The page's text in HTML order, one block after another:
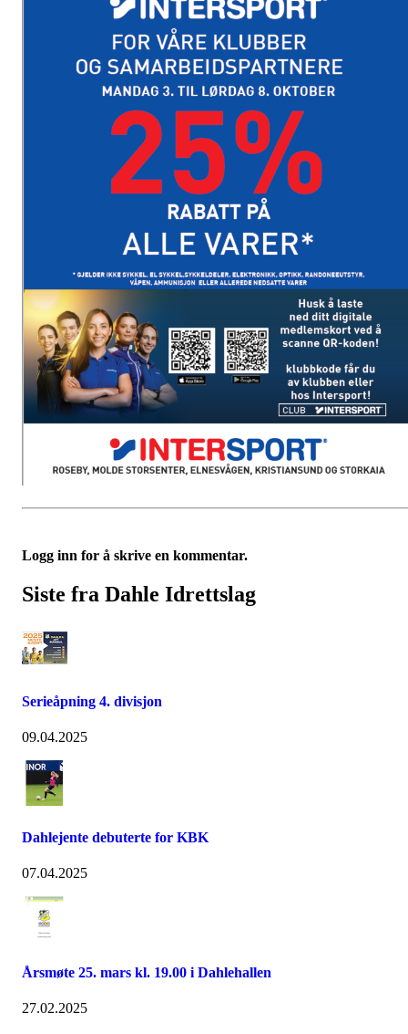
Logg inn for å skrive en kommentar.
Siste fra Dahle Idrettslag
Serieåpning 4. divisjon
09.04.2025
Dahlejente debuterte for KBK
07.04.2025
Årsmøte 25. mars kl. 19.00 i Dahlehallen
27.02.2025